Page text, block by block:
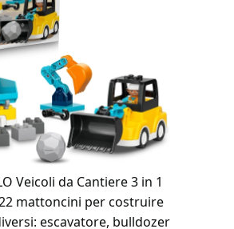
Veicoli da Cantiere 3 in 1
mattoncini per costruire
escavatore, bulldozer